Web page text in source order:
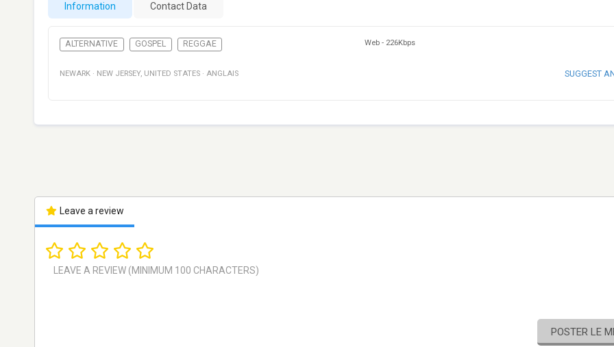
Information Contact Data
ALTERNATIVE GOSPEL REGGAE Web - 226Kbps
NEWARK · NEW JERSEY, UNITED STATES · ANGLAIS SUGGEST
Leave a review
POSTER LE